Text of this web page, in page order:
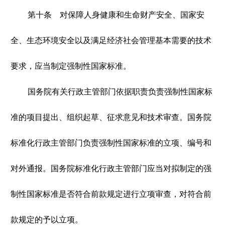
第十条 对保障人身健康和生命财产安全、国家安
全、生态环境安全以及满足经济社会管理基本需要的技术
要求，应当制定强制性国家标准。
国务院有关行政主管部门依据职责负责强制性国家标
准的项目提出、组织起草、征求意见和技术审查。国务院
标准化行政主管部门负责强制性国家标准的立项、编号和
对外通报。国务院标准化行政主管部门应当对拟制定的强
制性国家标准是否符合前款规定进行立项审查，对符合前
款规定的予以立项。